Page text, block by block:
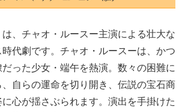
は、チャオ・ルースー主演による壮大な
代劇です。チャオ・ルースーは、かつ
った少女・端午を熱演。数々の困難に
自らの運命を切り開き、伝説の宝石商
に心が揺さぶられます。演出を手掛けた